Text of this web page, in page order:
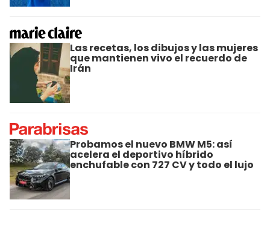
Las recetas, los dibujos y las mujeres
que mantienen vivo el recuerdo de
Irán
Probamos el nuevo BMW M5: así
acelera el deportivo híbrido
enchufable con 727 CV y todo el lujo